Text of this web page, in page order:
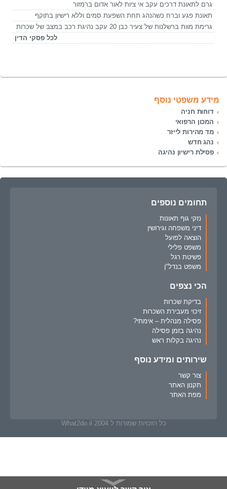
גרם לתאונת דרכים עקב אי ציות לאור אדום ברמזור
תאונת פגע וברח כשהנהג תחת השפעת סמים וללא רישיון בתוקף
גרימת מוות ברשלנות של צעיר כבן 20 עקב נהיגת רכב במצב של שכרות
לכל פסקי הדין
מידע משפטי נוסף
דוחות חניה
המכון הרפואי
מד מהירות לייזר
נהג חדש
פסילת רישיון נהיגה
תחומים נוספים
נזקי גוף תאונות
דיני משפחה וגירושין
הוצאה לפועל
משפט פלילי
פשיטת רגל
משפט בנדל"ן
הכי נצפים
בדיקת שכרות
זיכוי מעבירת השכרות
פסילה מנהלית – אימתי?
נהיגה בזמן פסילה
נהיגה בקלות ראש
שירותים ומידע נוסף
צור קשר
תקנון האתר
מפת האתר
כל הזכויות שמורות ל What2do.il 2004